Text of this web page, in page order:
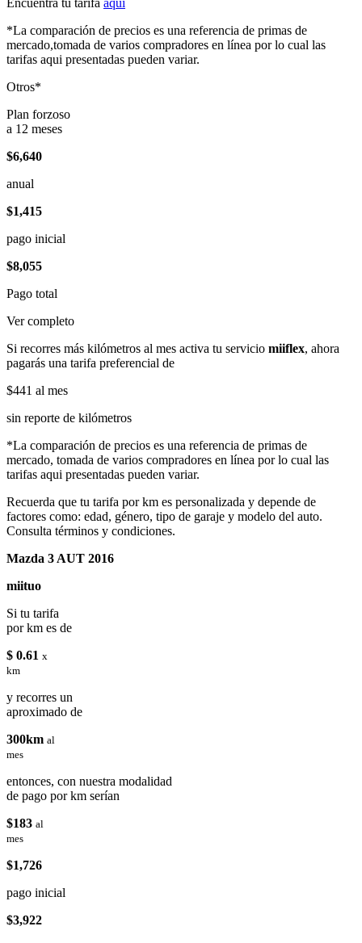
*La comparación de precios es una referencia de primas de
mercado,tomada de varios compradores en línea por lo cual las
tarifas aqui presentadas pueden variar.
Otros*
Plan forzoso
a 12 meses
$6,640
anual
$1,415
pago inicial
$8,055
Pago total
Ver completo
Si recorres más kilómetros al mes activa tu servicio miiflex, ahora
pagarás una tarifa preferencial de
$441 al mes
sin reporte de kilómetros
*La comparación de precios es una referencia de primas de
mercado, tomada de varios compradores en línea por lo cual las
tarifas aqui presentadas pueden variar.
Recuerda que tu tarifa por km es personalizada y depende de
factores como: edad, género, tipo de garaje y modelo del auto.
Consulta términos y condiciones.
Mazda 3 AUT 2016
miituo
Si tu tarifa
por km es de
$ 0.61 x
km
y recorres un
aproximado de
300km al
mes
entonces, con nuestra modalidad
de pago por km serían
$183 al
mes
$1,726
pago inicial
$3,922